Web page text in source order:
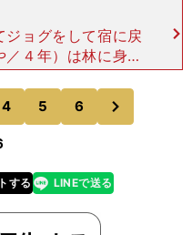
ョグをして宿に戻
４年）は林に身体
。「ポイント練習の
うひとつだったの
ェ
4 5 6
のページへ
する
line LINEで送る